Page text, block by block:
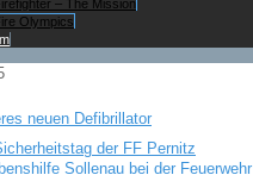
– The Mission
Olympics
neuen Defibrillator
der FF Pernitz
Sollenau bei der Feuerwehr